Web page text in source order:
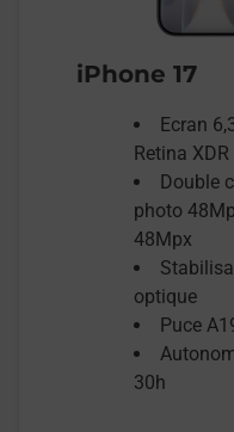
iPhone 17
Ecran
Retina XDR
Double
photo
48Mpx
optique
Puce
30h